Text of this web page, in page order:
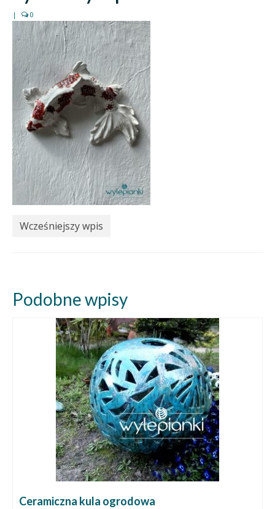
| 0
Wcześniejszy wpis
Podobne wpisy
Ceramiczna kula ogrodowa